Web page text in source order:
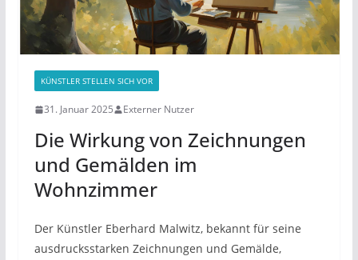
KÜNSTLER STELLEN SICH VOR
31. Januar 2025 Externer Nutzer
Die Wirkung von Zeichnungen
und Gemälden im
Wohnzimmer
Der Künstler Eberhard Malwitz, bekannt für seine
ausdrucksstarken Zeichnungen und Gemälde,